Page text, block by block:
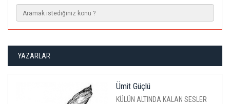
YAZARLAR
Ümit Güçlü
KÜLÜN ALTINDA KALAN SESLER